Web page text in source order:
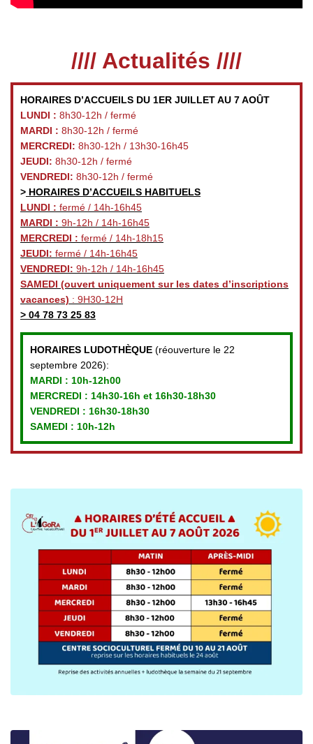
//// Actualités ////
HORAIRES D’ACCUEILS DU 1ER JUILLET AU 7 AOÛT
LUNDI : 8h30-12h / fermé
MARDI : 8h30-12h / fermé
MERCREDI: 8h30-12h / 13h30-16h45
JEUDI: 8h30-12h / fermé
VENDREDI: 8h30-12h / fermé
> HORAIRES D’ACCUEILS HABITUELS
LUNDI : fermé / 14h-16h45
MARDI : 9h-12h / 14h-16h45
MERCREDI : fermé / 14h-18h15
JEUDI: fermé / 14h-16h45
VENDREDI: 9h-12h / 14h-16h45
SAMEDI (ouvert uniquement sur les dates d’inscriptions
vacances) : 9H30-12H
> 04 78 73 25 83
HORAIRES LUDOTHÈQUE (réouverture le 22
septembre 2026):
MARDI : 10h-12h00
MERCREDI : 14h30-16h et 16h30-18h30
VENDREDI : 16h30-18h30
SAMEDI : 10h-12h